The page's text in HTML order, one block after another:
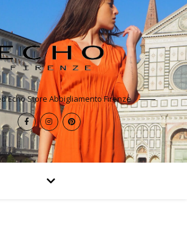
Echo Store Abbigliamento Firenze